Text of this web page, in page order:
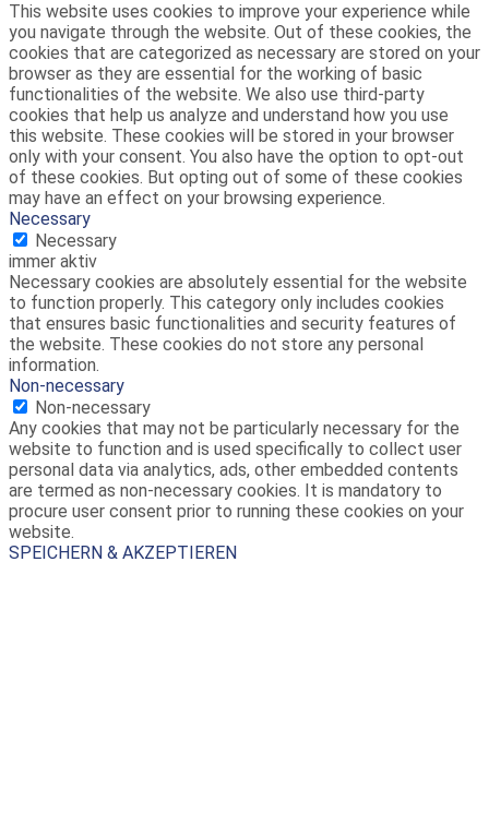
This website uses cookies to improve your experience while
you navigate through the website. Out of these cookies, the
cookies that are categorized as necessary are stored on your
browser as they are essential for the working of basic
functionalities of the website. We also use third-party
cookies that help us analyze and understand how you use
this website. These cookies will be stored in your browser
only with your consent. You also have the option to opt-out
of these cookies. But opting out of some of these cookies
may have an effect on your browsing experience.
Necessary
Necessary
immer aktiv
Necessary cookies are absolutely essential for the website
to function properly. This category only includes cookies
that ensures basic functionalities and security features of
the website. These cookies do not store any personal
information.
Non-necessary
Non-necessary
Any cookies that may not be particularly necessary for the
website to function and is used specifically to collect user
personal data via analytics, ads, other embedded contents
are termed as non-necessary cookies. It is mandatory to
procure user consent prior to running these cookies on your
website.
SPEICHERN & AKZEPTIEREN